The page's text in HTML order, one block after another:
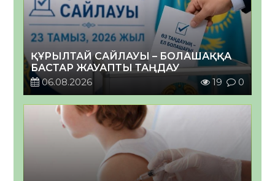
ҚҰРЫЛТАЙ САЙЛАУЫ – БОЛАШАҚҚА
БАСТАР ЖАУАПТЫ ТАҢДАУ
06.08.2026
19 0